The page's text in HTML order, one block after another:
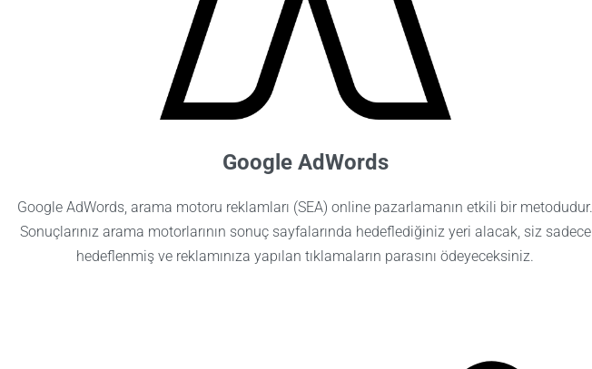
Google AdWords
Google AdWords, arama motoru reklamları (SEA) online pazarlamanın etkili bir metodudur.
Sonuçlarınız arama motorlarının sonuç sayfalarında hedeflediğiniz yeri alacak, siz sadece
hedeflenmiş ve reklamınıza yapılan tıklamaların parasını ödeyeceksiniz.